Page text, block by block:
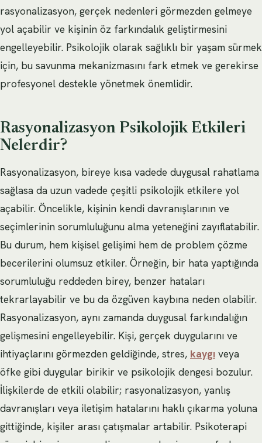
rasyonalizasyon, gerçek nedenleri görmezden gelmeye
yol açabilir ve kişinin öz farkındalık geliştirmesini
engelleyebilir. Psikolojik olarak sağlıklı bir yaşam sürmek
için, bu savunma mekanizmasını fark etmek ve gerekirse
profesyonel destekle yönetmek önemlidir.
Rasyonalizasyon Psikolojik Etkileri
Nelerdir?
Rasyonalizasyon, bireye kısa vadede duygusal rahatlama
sağlasa da uzun vadede çeşitli psikolojik etkilere yol
açabilir. Öncelikle, kişinin kendi davranışlarının ve
seçimlerinin sorumluluğunu alma yeteneğini zayıflatabilir.
Bu durum, hem kişisel gelişimi hem de problem çözme
becerilerini olumsuz etkiler. Örneğin, bir hata yaptığında
sorumluluğu reddeden birey, benzer hataları
tekrarlayabilir ve bu da özgüven kaybına neden olabilir.
Rasyonalizasyon, aynı zamanda duygusal farkındalığın
gelişmesini engelleyebilir. Kişi, gerçek duygularını ve
ihtiyaçlarını görmezden geldiğinde, stres, kaygı veya
öfke gibi duygular birikir ve psikolojik dengesi bozulur.
İlişkilerde de etkili olabilir; rasyonalizasyon, yanlış
davranışları veya iletişim hatalarını haklı çıkarma yoluna
gittiğinde, kişiler arası çatışmalar artabilir. Psikoterapi